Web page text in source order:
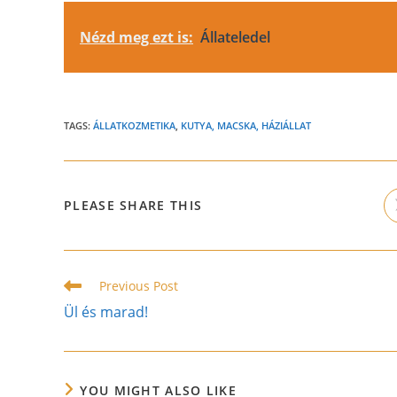
Nézd meg ezt is: Állateledel
TAGS: ÁLLATKOZMETIKA, KUTYA, MACSKA, HÁZIÁLLAT
PLEASE SHARE THIS
Read
more
articles
Previous Post
Ül és marad!
YOU MIGHT ALSO LIKE